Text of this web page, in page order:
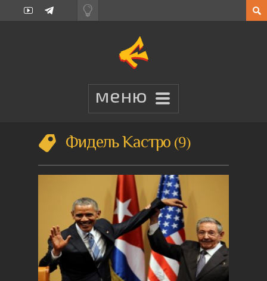
Фидель Кастро 9